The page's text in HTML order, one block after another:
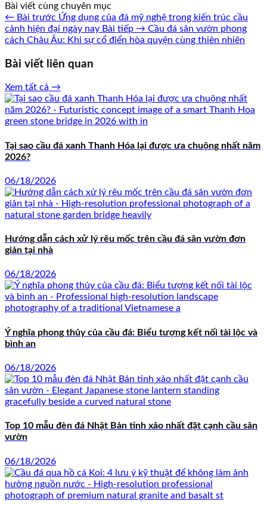
Bài viết cùng chuyên mục
← Bài trước Ứng dụng của đá mỹ nghệ trong kiến trúc cầu
cảnh hiện đại ngày nay Bài tiếp → Cầu đá sân vườn phong
cách Châu Âu: Khi sự cổ điển hòa quyện cùng thiên nhiên
Bài viết liên quan
Xem tất cả →
Tại sao cầu đá xanh Thanh Hóa lại được ưa chuộng nhất năm
2026?
06/18/2026
Hướng dẫn cách xử lý rêu mốc trên cầu đá sân vườn đơn
giản tại nhà
06/18/2026
Ý nghĩa phong thủy của cầu đá: Biểu tượng kết nối tài lộc và
bình an
06/18/2026
Top 10 mẫu đèn đá Nhật Bản tinh xảo nhất đặt cạnh cầu sân
vườn
06/18/2026